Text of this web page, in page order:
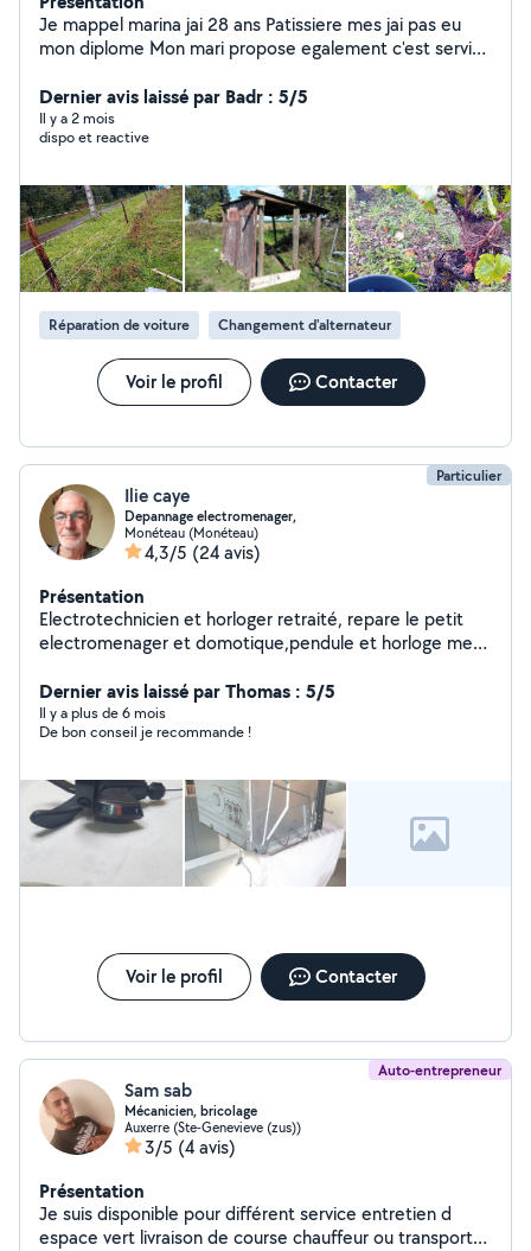
Je mappel marina jai 28 ans Patissiere mes jai pas eu
mon diplome Mon mari propose egalement c'est service
pourai interesser esiter pas a me contacter en prive
Dernier avis laissé par Badr : 5/5
Il y a 2 mois
dispo et reactive
Réparation de voiture Changement d'alternateur
Voir le profil Contacter
Particulier
Ilie caye
Depannage electromenager,
Monéteau (Monéteau)
4,3/5 (24 avis)
Présentation
Electrotechnicien et horloger retraité, repare le petit
electromenager et domotique,pendule et horloge meca
coudre,telecommande,electrophone,lecteur cd et
cassette,magnetoscope,velo ,moto
Dernier avis laissé par Thomas : 5/5
Il y a plus de 6 mois
De bon conseil je recommande !
Voir le profil Contacter
Auto-entrepreneur
Sam sab
Mécanicien, bricolage
Auxerre (Ste-Genevieve (zus))
3/5 (4 avis)
Présentation
Je suis disponible pour différent service entretien d
espace vert livraison de course chauffeur ou transport